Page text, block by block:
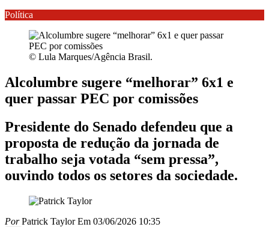
Política
© Lula Marques/Agência Brasil.
Alcolumbre sugere “melhorar” 6x1 e
quer passar PEC por comissões
Presidente do Senado defendeu que a
proposta de redução da jornada de
trabalho seja votada “sem pressa”,
ouvindo todos os setores da sociedade.
PorPatrick Taylor Em 03/06/2026 10:35